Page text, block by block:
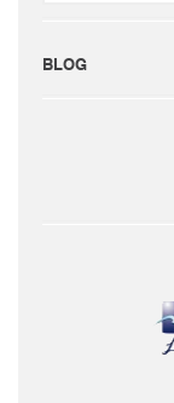
BLOG